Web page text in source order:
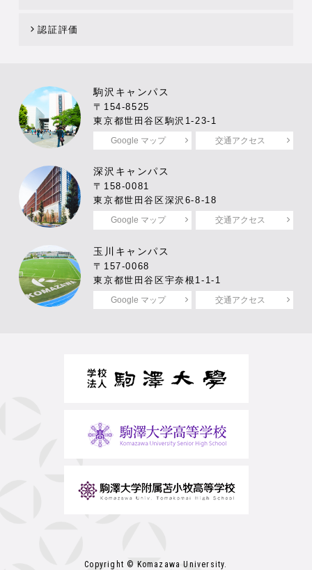
認証評価
駒沢キャンパス
〒154-8525
東京都世田谷区駒沢1-23-1
Google マップ 交通アクセス
深沢キャンパス
〒158-0081
東京都世田谷区深沢6-8-18
Google マップ 交通アクセス
玉川キャンパス
〒157-0068
東京都世田谷区宇奈根1-1-1
Google マップ 交通アクセス
Copyright © Komazawa University.